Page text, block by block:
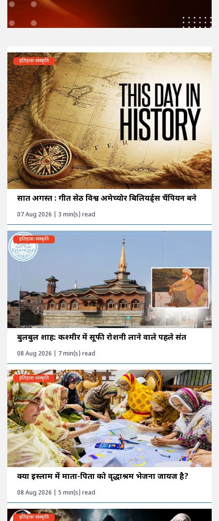
इतिहास-संस्कृति
सात अगस्त : गीत सेठी विश्व अमेच्योर बिलियर्ड्स चैंपियन बने
07 Aug 2026 | 3 min(s) read
इतिहास-संस्कृति
बुलबुल शाह: कश्मीर में सूफी रोशनी लाने वाले पहले संत
08 Aug 2026 | 7 min(s) read
इतिहास-संस्कृति
क्या इस्लाम में माता-पिता को वृद्धाश्रम भेजना जायज है?
08 Aug 2026 | 5 min(s) read
इतिहास-संस्कृति